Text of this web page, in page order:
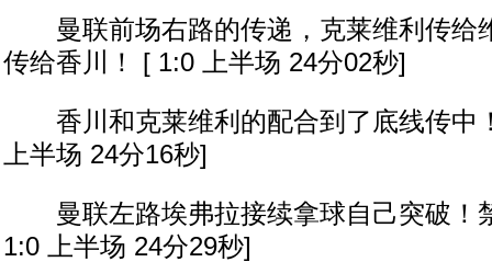
曼联前场右路的传递，克莱维利传给
传给香川！ [ 1:0 上半场 24分02秒]
香川和克莱维利的配合到了底线传中
上半场 24分16秒]
曼联左路埃弗拉接续拿球自己突破！
1:0 上半场 24分29秒]